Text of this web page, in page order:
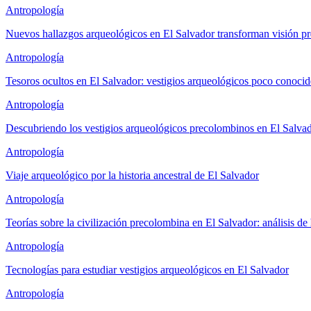
Antropología
Nuevos hallazgos arqueológicos en El Salvador transforman visión
Antropología
Tesoros ocultos en El Salvador: vestigios arqueológicos poco
Antropología
Descubriendo los vestigios arqueológicos precolombinos en El
Antropología
Viaje arqueológico por la historia ancestral de El Salvador
Antropología
Teorías sobre la civilización precolombina en El Salvador: análisis de
Antropología
Tecnologías para estudiar vestigios arqueológicos en El Salvador
Antropología